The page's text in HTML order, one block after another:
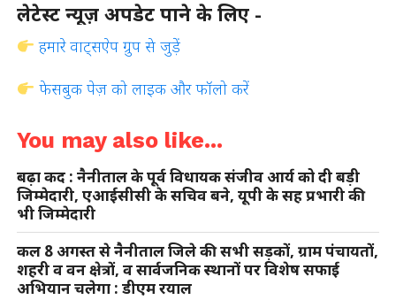
लेटेस्ट न्यूज़ अपडेट पाने के लिए -
हमारे वाट्सऐप ग्रुप से जुड़ें
फेसबुक पेज़ को लाइक और फॉलो करें
You may also like...
बढ़ा कद : नैनीताल के पूर्व विधायक संजीव आर्य को दी बड़ी
जिम्मेदारी, एआईसीसी के सचिव बने, यूपी के सह प्रभारी की
भी जिम्मेदारी
कल 8 अगस्त से नैनीताल जिले की सभी सड़कों, ग्राम पंचायतों,
शहरी व वन क्षेत्रों, व सार्वजनिक स्थानों पर विशेष सफाई
अभियान चलेगा : डीएम रयाल